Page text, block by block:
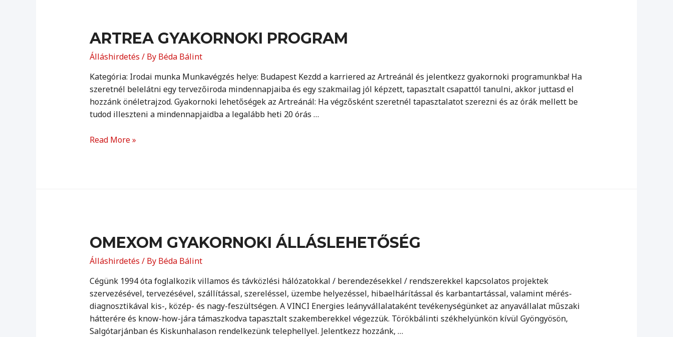
ARTREA GYAKORNOKI PROGRAM
Álláshirdetés / By Béda Bálint
Kategória: Irodai munka Munkavégzés helye: Budapest Kezdd a karriered az Artreánál és jelentkezz gyakornoki programunkba! Ha
szeretnél belelátni egy tervezőiroda mindennapjaiba és egy szakmailag jól képzett, tapasztalt csapattól tanulni, akkor juttasd el
hozzánk önéletrajzod. Gyakornoki lehetőségek az Artreánál: Ha végzősként szeretnél tapasztalatot szerezni és az órák mellett be
tudod illeszteni a mindennapjaidba a legalább heti 20 órás …
Artrea
Read More »
OMEXOM GYAKORNOKI ÁLLÁSLEHETŐSÉG
Álláshirdetés / By Béda Bálint
Cégünk 1994 óta foglalkozik villamos és távközlési hálózatokkal / berendezésekkel / rendszerekkel kapcsolatos projektek
szervezésével, tervezésével, szállítással, szereléssel, üzembe helyezéssel, hibaelhárítással és karbantartással, valamint mérés-
diagnosztikával kis-, közép- és nagy-feszültségen. A VINCI Energies leányvállalataként tevékenységünket az anyavállalat műszaki
hátterére és know-how-jára támaszkodva tapasztalt szakemberekkel végezzük. Törökbálinti székhelyünkön kívül Gyöngyösön,
Salgótarjánban és Kiskunhalason rendelkezünk telephellyel. Jelentkezz hozzánk, …